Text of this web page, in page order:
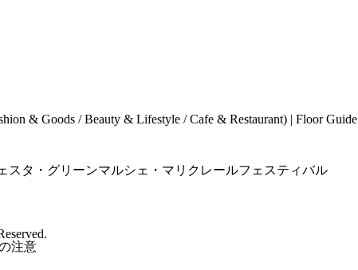
& Goods /Beauty & Lifestyle /Cafe & Restaurant) | Floor Guide
スタ・グリーンマルシェ・マリクレールフェスティバル
注意